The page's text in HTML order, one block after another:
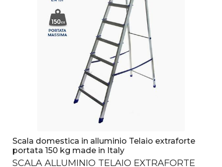
Scala domestica in alluminio Telaio extraforte
portata 150 kg made in Italy
SCALA ALLUMINIO TELAIO EXTRAFORTE